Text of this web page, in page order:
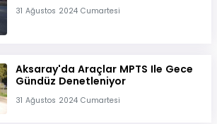
31 Ağustos 2024 Cumartesi
Aksaray'da Araçlar MPTS Ile Gece
Gündüz Denetleniyor
31 Ağustos 2024 Cumartesi